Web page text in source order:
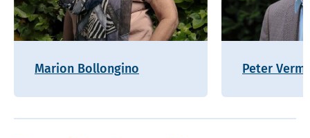
Marion Bollongino Peter